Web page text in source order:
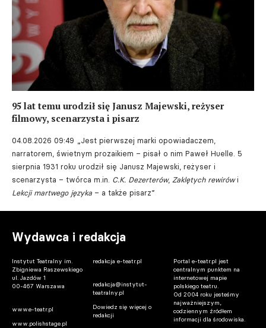
95 lat temu urodził się Janusz Majewski, reżyser
filmowy, scenarzysta i pisarz
04.08.2026 09:49 „Jest pierwszej marki opowiadaczem,
narratorem, świetnym prozaikiem – pisał o nim Paweł Huelle. 5
sierpnia 1931 roku urodził się Janusz Majewski, reżyser i
scenarzysta – twórca m.in. C.K. Dezerterów, Zaklętych rewirówi
Lekcji martwego języka – a także pisarz”
Wydawca i redakcja
Instytut Teatralny im.
Zbigniewa Raszewskiego
ul. Jazdów 1
00-467 Warszawa
www.e-teatr.pl
www.polishstage.pl
redakcja e-teatr.pl
redakcja@instytut-
teatralny.pl
Dowiedz się więcej o
redakcji
Portal e-teatr.pl jest
centralnym punktem na
internetowej mapie
polskiego teatru.
Od 2004 roku jesteśmy
najważniejszym,
codziennym źródłem
informacji dla środowiska.